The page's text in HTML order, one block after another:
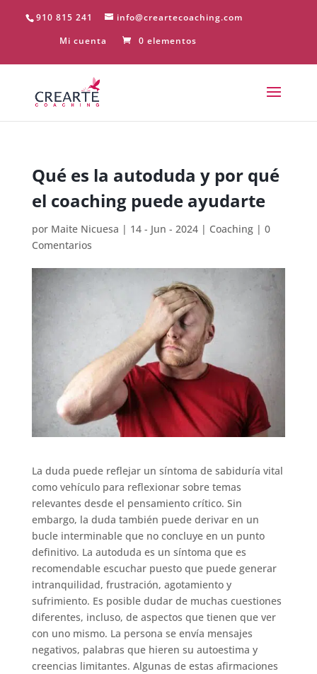
910 815 241
info@creartecoaching.com
Mi cuenta
0 elementos
Qué es la autoduda y por qué
el coaching puede ayudarte
por Maite Nicuesa | 14 - Jun - 2024| Coaching| 0
Comentarios
La duda puede reflejar un síntoma de sabiduría vital
como vehículo para reflexionar sobre temas
relevantes desde el pensamiento crítico. Sin
embargo, la duda también puede derivar en un
bucle interminable que no concluye en un punto
definitivo. La autoduda es un síntoma que es
recomendable escuchar puesto que puede generar
intranquilidad, frustración, agotamiento y
sufrimiento. Es posible dudar de muchas cuestiones
diferentes, incluso, de aspectos que tienen que ver
con uno mismo. La persona se envía mensajes
negativos, palabras que hieren su autoestima y
creencias limitantes. Algunas de estas afirmaciones